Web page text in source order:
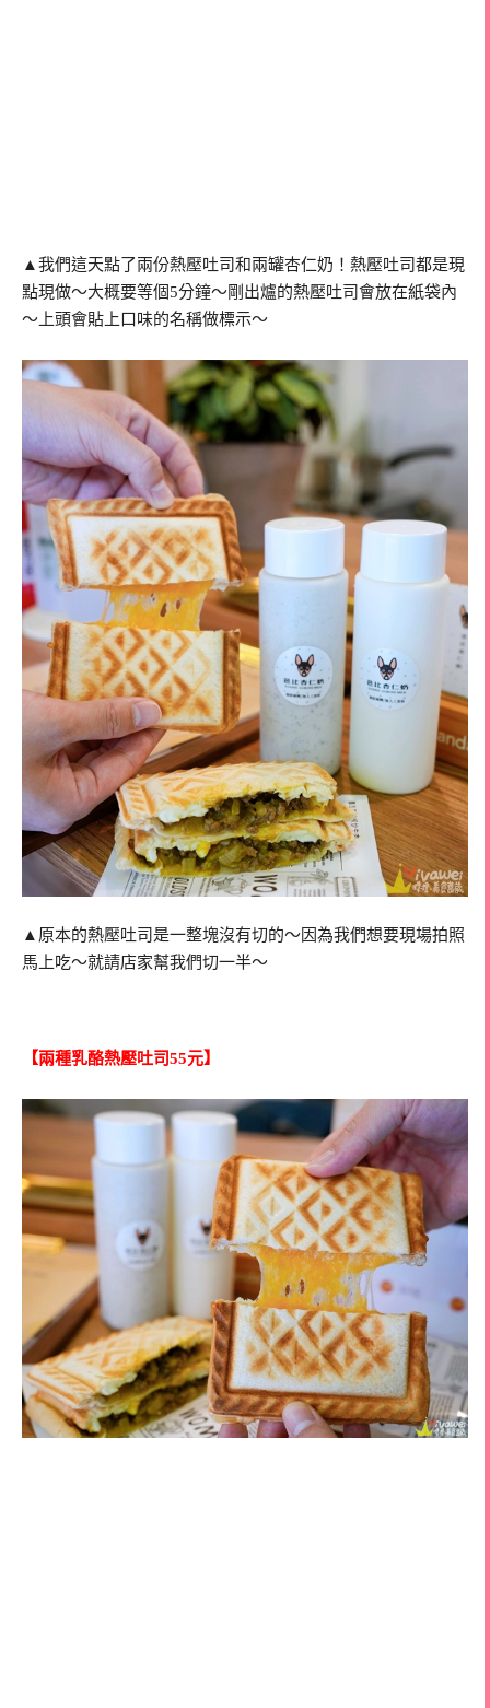
▲我們這天點了兩份熱壓吐司和兩罐杏仁奶！熱壓吐司都是現
點現做～大概要等個5分鐘～剛出爐的熱壓吐司會放在紙袋內
～上頭會貼上口味的名稱做標示～
▲原本的熱壓吐司是一整塊沒有切的～因為我們想要現場拍照
馬上吃～就請店家幫我們切一半～
【兩種乳酪熱壓吐司55元】